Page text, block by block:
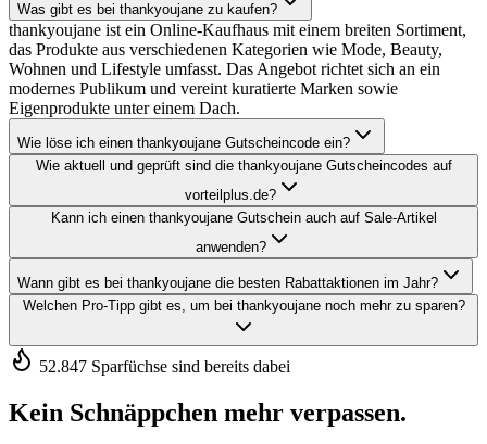
Was gibt es bei thankyoujane zu kaufen?
thankyoujane ist ein Online-Kaufhaus mit einem breiten Sortiment,
das Produkte aus verschiedenen Kategorien wie Mode, Beauty,
Wohnen und Lifestyle umfasst. Das Angebot richtet sich an ein
modernes Publikum und vereint kuratierte Marken sowie
Eigenprodukte unter einem Dach.
Wie löse ich einen thankyoujane Gutscheincode ein?
Wie aktuell und geprüft sind die thankyoujane Gutscheincodes auf
vorteilplus.de?
Kann ich einen thankyoujane Gutschein auch auf Sale-Artikel
anwenden?
Wann gibt es bei thankyoujane die besten Rabattaktionen im Jahr?
Welchen Pro-Tipp gibt es, um bei thankyoujane noch mehr zu sparen?
52.847 Sparfüchse sind bereits dabei
Kein Schnäppchen mehr verpassen.